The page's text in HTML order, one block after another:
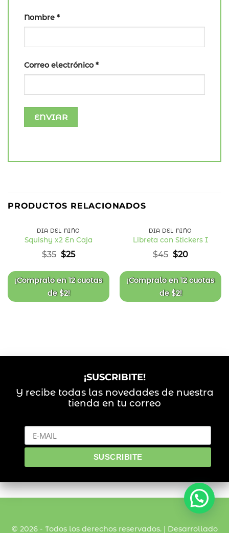
Nombre *
Correo electrónico *
PRODUCTOS RELACIONADOS
OFF
de
deseos
DÍA DEL NIÑO
Squishy x2 En Caja
$35 El
original
era:
$35.
$25El
actual
es:
$25.
¡Compralo en12 cuotas
de$2!
de
deseos
DÍA DEL NIÑO
Libreta con Stickers I
$45 El
original
era:
$45.
$20El
actual
es:
$20.
¡Compralo en12 cuotas
de$2!
¡SUSCRIBITE!
Y recibe todas las novedades de nuestra
tienda en tu correo
© 2026 - Todos los derechos reservados. | Desarrollado